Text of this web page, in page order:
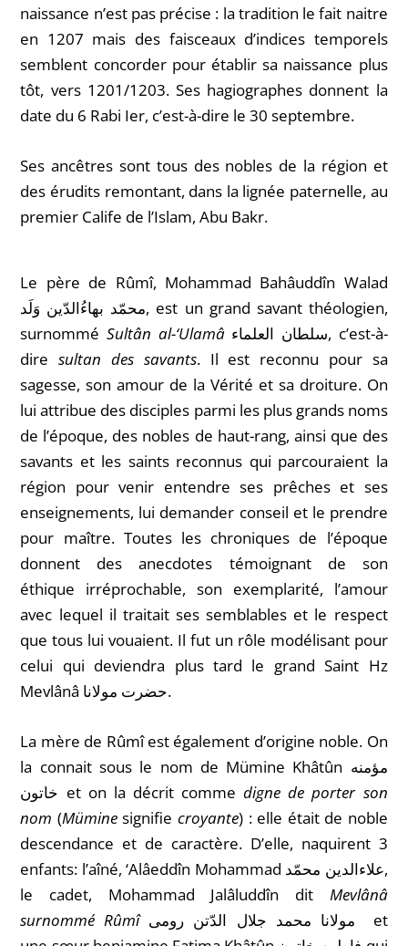
naissance n’est pas précise : la tradition le fait naitre
en 1207 mais des faisceaux d’indices temporels
semblent concorder pour établir sa naissance plus
tôt, vers 1201/1203. Ses hagiographes donnent la
date du 6 Rabi Ier, c’est-à-dire le 30 septembre.
Ses ancêtres sont tous des nobles de la région et
des érudits remontant, dans la lignée paternelle, au
premier Calife de l’Islam, Abu Bakr.
Le père de Rûmî, Mohammad Bahâuddîn Walad
محمّد بهاءُالدّین وَلَد, est un grand savant théologien,
surnomméSultân al-‘Ulamâسلطان العلماء, c’est-à-
diresultan des savants. Il est reconnu pour sa
sagesse, son amour de la Vérité et sa droiture. On
lui attribue des disciples parmi les plus grands noms
de l’époque, des nobles de haut-rang, ainsi que des
savants et les saints reconnus qui parcouraient la
région pour venir entendre ses prêches et ses
enseignements, lui demander conseil et le prendre
pour maître. Toutes les chroniques de l’époque
donnent des anecdotes témoignant de son
éthique irréprochable, son exemplarité, l’amour
avec lequel il traitait ses semblables et le respect
que tous lui vouaient. Il fut un rôle modélisant pour
celui qui deviendra plus tard le grand Saint Hz
Mevlânâ حضرت مولانا.
La mère de Rûmî est également d’origine noble. On
la connait sous le nom de Mümine Khâtûn مؤمنه
خاتون et on la décrit commedigne de porter son
nom (Müminesignifie croyante) : elle était de noble
descendance et de caractère. D’elle, naquirent 3
enfants: l’aîné, ‘Alâeddîn Mohammad علاءالدین محمّد,
le cadet, Mohammad Jalâluddîn dit Mevlânâ
surnommé Rûmî
et